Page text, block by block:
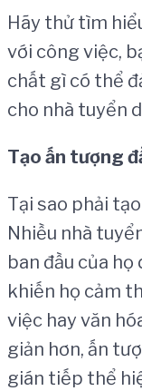
Hãy thử tìm
với công việc,
chất gì có thể
cho nhà tuyển
Tạo ấn tượng
Tại sao phải
Nhiều nhà
ban đầu của
khiến họ cảm
việc hay văn
giản hơn, ấn
gián tiếp thể